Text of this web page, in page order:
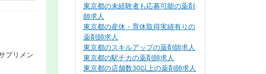
プリメン
東京都の未経験者も応募可能の薬剤
師求人
東京都の産休・育休取得実績有りの
薬剤師求人
東京都のスキルアップの薬剤師求人
東京都の駅チカの薬剤師求人
東京都の店舗数30以上の薬剤師求人